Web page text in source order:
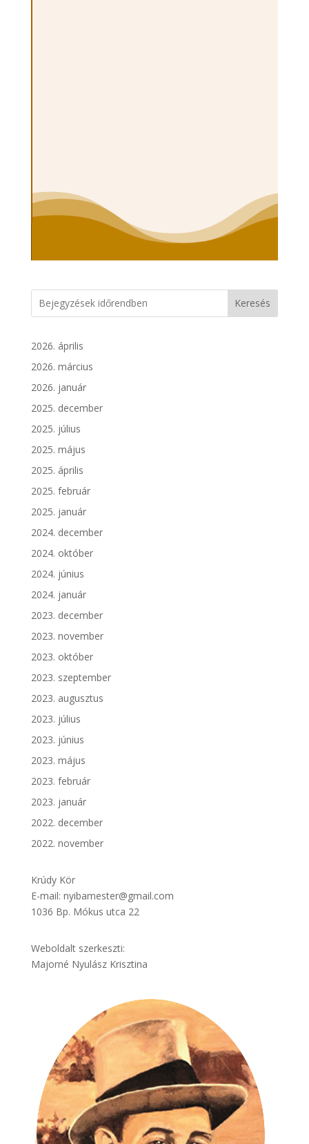
Keresés
2026. április
2026. március
2026. január
2025. december
2025. július
2025. május
2025. április
2025. február
2025. január
2024. december
2024. október
2024. június
2024. január
2023. december
2023. november
2023. október
2023. szeptember
2023. augusztus
2023. július
2023. június
2023. május
2023. február
2023. január
2022. december
2022. november
Krúdy Kör
E-mail: nyibamester@gmail.com
1036 Bp. Mókus utca 22
Weboldalt szerkeszti:
Majorné Nyulász Krisztina